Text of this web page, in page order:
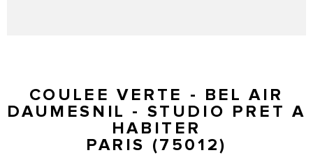
COULEE VERTE - BEL AIR
DAUMESNIL - STUDIO PRET A
HABITER
PARIS (75012)